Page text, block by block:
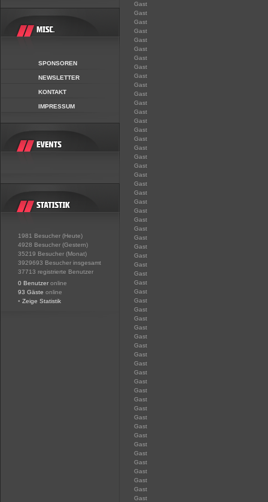
SPONSOREN
NEWSLETTER
KONTAKT
IMPRESSUM
1981 Besucher (Heute)
4928 Besucher (Gestern)
35219 Besucher (Monat)
3929693 Besucher insgesamt
37713 registrierte Benutzer
0 Benutzer online
93 Gäste online
• Zeige Statistik
Gast
Gast
Gast
Gast
Gast
Gast
Gast
Gast
Gast
Gast
Gast
Gast
Gast
Gast
Gast
Gast
Gast
Gast
Gast
Gast
Gast
Gast
Gast
Gast
Gast
Gast
Gast
Gast
Gast
Gast
Gast
Gast
Gast
Gast
Gast
Gast
Gast
Gast
Gast
Gast
Gast
Gast
Gast
Gast
Gast
Gast
Gast
Gast
Gast
Gast
Gast
Gast
Gast
Gast
Gast
Gast